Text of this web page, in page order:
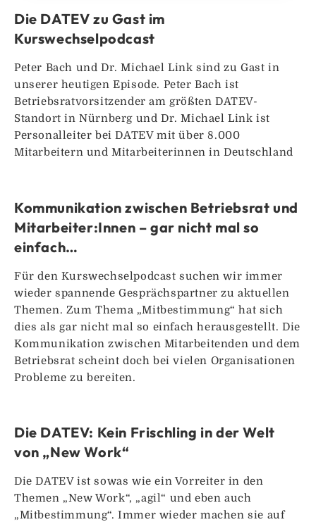
Die DATEV zu Gast im
Kurswechselpodcast
Peter Bach und Dr. Michael Link sind zu Gast in
unserer heutigen Episode. Peter Bach ist
Betriebsratvorsitzender am größten DATEV-
Standort in Nürnberg und Dr. Michael Link ist
Personalleiter bei DATEV mit über 8.000
Mitarbeitern und Mitarbeiterinnen in Deutschland
Kommunikation zwischen Betriebsrat und
Mitarbeiter:Innen – gar nicht mal so
einfach…
Für den Kurswechselpodcast suchen wir immer
wieder spannende Gesprächspartner zu aktuellen
Themen. Zum Thema „Mitbestimmung“ hat sich
dies als gar nicht mal so einfach herausgestellt. Die
Kommunikation zwischen Mitarbeitenden und dem
Betriebsrat scheint doch bei vielen Organisationen
Probleme zu bereiten.
Die DATEV: Kein Frischling in der Welt
von „New Work“
Die DATEV ist sowas wie ein Vorreiter in den
Themen „New Work“, „agil“ und eben auch
„Mitbestimmung“. Immer wieder machen sie auf